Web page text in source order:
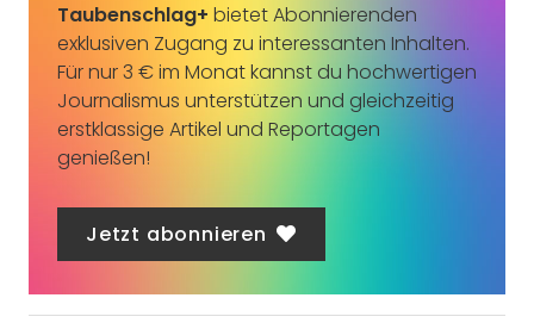
Taubenschlag+ bietet Abonnierenden
exklusiven Zugang zu interessanten Inhalten.
Für nur 3 € im Monat kannst du hochwertigen
Journalismus unterstützen und gleichzeitig
erstklassige Artikel und Reportagen
genießen!
Jetzt abonnieren